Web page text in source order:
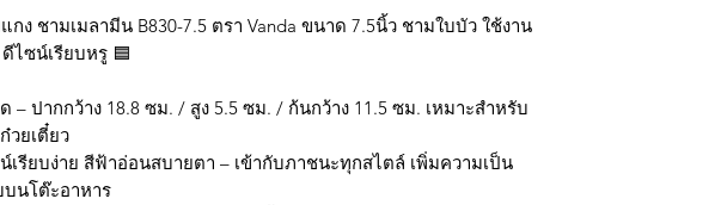
กง ชามเมลามีน B830-7.5 ตรา Vanda ขนาด 7.5นิ้ว ชามใบบัว ใช้งาน
ไซน์เรียบหรู 🟦
– ปากกว้าง 18.8 ซม. / สูง 5.5 ซม. / ก้นกว้าง 11.5 ซม. เหมาะสำหรับ
วยเตี๋ยว
รียบง่าย สีฟ้าอ่อนสบายตา – เข้ากับภาชนะทุกสไตล์ เพิ่มความเป็น
บนโต๊ะอาหาร